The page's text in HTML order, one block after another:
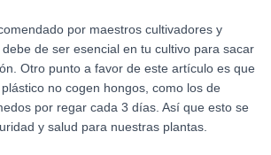
por maestros cultivadores y
de ser esencial en tu cultivo para sacar
Otro punto a favor de este artículo es que
no cogen hongos, como los de
por regar cada 3 días. Así que esto se
y salud para nuestras plantas.